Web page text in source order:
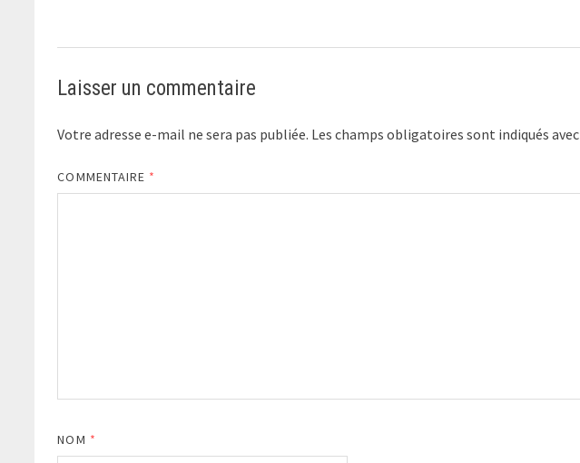
Laisser un commentaire
Votre adresse e-mail ne sera pas publiée. Les champs obligatoires sont indiqués avec
COMMENTAIRE *
NOM *